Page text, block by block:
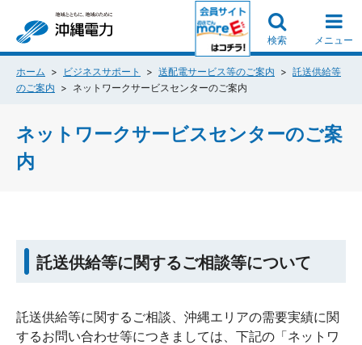
検索 メニュー
ホーム ビジネスサポート 送配電サービス等のご案内
託送供給等
のご案内
ネットワークサービスセンターのご案内
ネットワークサービスセンターのご案
内
託送供給等に関するご相談等について
託送供給等に関するご相談、沖縄エリアの需要実績に関
するお問い合わせ等につきましては、下記の「ネットワ